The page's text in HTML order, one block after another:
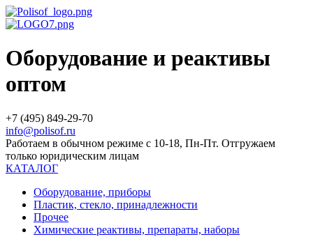
Оборудование и реактивы
оптом
+7 (495) 849-29-70
info@polisof.ru
Работаем в обычном режиме с 10-18, Пн-Пт. Отгружаем
только юридическим лицам
КАТАЛОГ
Оборудование, приборы
Пластик, стекло, принадлежности
Прочее
Химические реактивы, препараты, наборы